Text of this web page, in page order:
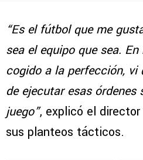
“Es el fútbol que me
sea el equipo que sea. En
cogido a la perfección, vi
de ejecutar esas órdenes
juego”, explicó el
sus planteos tácticos.